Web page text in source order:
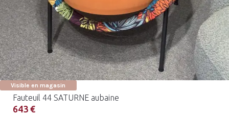
Visible en magasin
Fauteuil 44 SATURNE aubaine
643 €